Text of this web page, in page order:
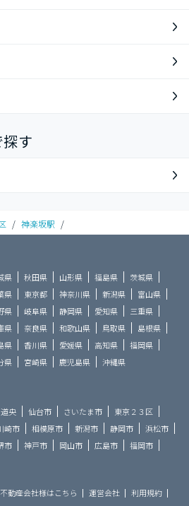
す
/ 神楽坂駅 /
県 秋田県 山形県 福島県
茨城県
県 東京都 神奈川県 新潟県
富山県
県 岐阜県 静岡県 愛知県
三重県
県 奈良県 和歌山県 鳥取県
島根県
県 香川県 愛媛県 高知県
福岡県
県 宮崎県 鹿児島県 沖縄県
道央 仙台市 さいたま市
東京２３区
崎市 相模原市 新潟市 静岡市
浜松市
市 神戸市 岡山市 広島市
福岡市
動産会社様はこちら 運営会社
利用規約